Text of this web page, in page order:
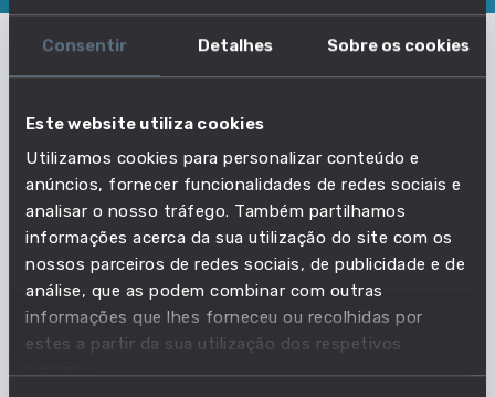
Consentir Detalhes Sobre os cookies
Este website utiliza cookies
Utilizamos cookies para personalizar conteúdo e
anúncios, fornecer funcionalidades de redes sociais e
analisar o nosso tráfego. Também partilhamos
informações acerca da sua utilização do site com os
nossos parceiros de redes sociais, de publicidade e de
análise, que as podem combinar com outras
informações que lhes forneceu ou recolhidas por
estes a partir da sua utilização dos respetivos
serviços.
O que precisas de saber sobre
Enfermagem Veterinária -
Instituto Politécnico de Viseu -
Escola Superior Agrária de Viseu
Nível de ensino
LICENCIATURA
Dados De Curso